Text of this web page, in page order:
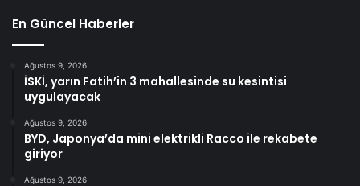
En Güncel Haberler
Ağustos 9, 2026
İSKİ, yarın Fatih’in 3 mahallesinde su kesintisi
uygulayacak
Ağustos 9, 2026
BYD, Japonya’da mini elektrikli Racco ile rekabete
giriyor
Ağustos 9, 2026